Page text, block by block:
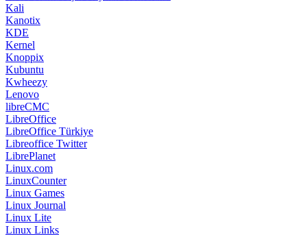
Kali
Kanotix
KDE
Kernel
Knoppix
Kubuntu
Kwheezy
Lenovo
libreCMC
LibreOffice
LibreOffice Türkiye
Libreoffice Twitter
LibrePlanet
Linux.com
LinuxCounter
Linux Games
Linux Journal
Linux Lite
Linux Links